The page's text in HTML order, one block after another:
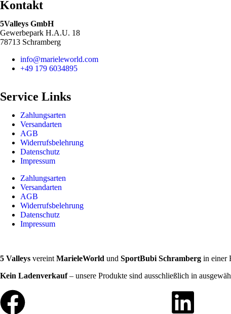
Kontakt
5Valleys GmbH
Gewerbepark H.A.U. 18
78713 Schramberg
info@marieleworld.com
+49 179 6034895
Service Links
Zahlungsarten
Versandarten
AGB
Widerrufsbelehrung
Datenschutz
Impressum
Zahlungsarten
Versandarten
AGB
Widerrufsbelehrung
Datenschutz
Impressum
5 Valleys vereint MarieleWorld und SportBubi Schramberg in einer
Kein Ladenverkauf– unsere Produkte sind ausschließlich in